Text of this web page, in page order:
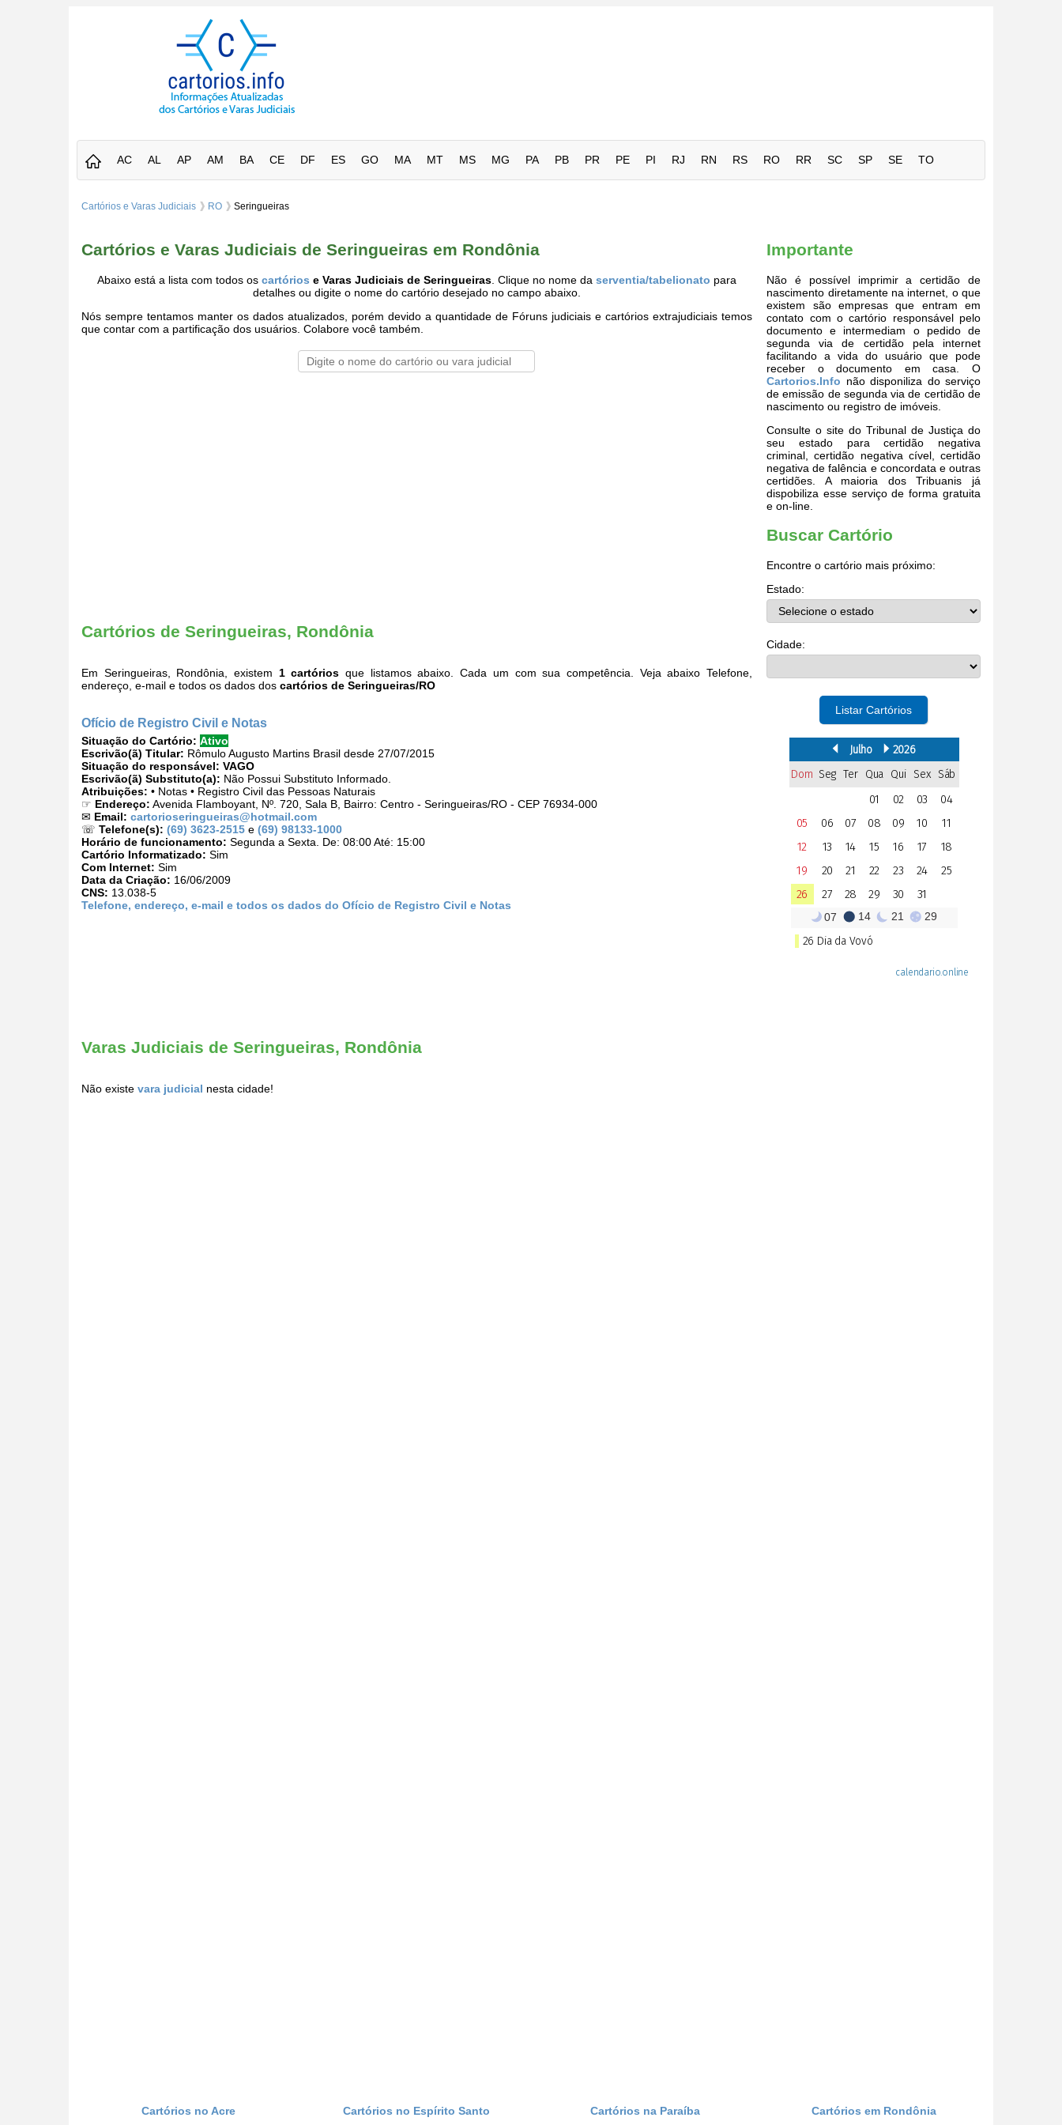
AC AL AP AM BA CE DF ES GO MA MT MS MG PA PB PR PE PI RJ RN RS RO RR SC SP SE TO
Cartórios e Varas Judiciais RO Seringueiras
Cartórios e Varas Judiciais de Seringueiras em Rondônia
Abaixo está a lista com todos os cartórios e Varas Judiciais de Seringueiras. Clique no nome da serventia/tabelionato para
detalhes ou digite o nome do cartório desejado no campo abaixo.
Nós sempre tentamos manter os dados atualizados, porém devido a quantidade de Fóruns judiciais e cartórios extrajudiciais temos
que contar com a partificação dos usuários. Colabore você também.
Cartórios de Seringueiras, Rondônia
Em Seringueiras, Rondônia, existem 1 cartórios que listamos abaixo. Cada um com sua competência. Veja abaixo Telefone,
endereço, e-mail e todos os dados dos cartórios de Seringueiras/RO
Ofício de Registro Civil e Notas
Situação do Cartório: Ativo
Escrivão(ã) Titular: Rômulo Augusto Martins Brasil desde 27/07/2015
Situação do responsável: VAGO
Escrivão(ã) Substituto(a): Não Possui Substituto Informado.
Atribuições: • Notas • Registro Civil das Pessoas Naturais
☞ Endereço: Avenida Flamboyant, Nº. 720, Sala B, Bairro: Centro - Seringueiras/RO - CEP 76934-000
✉ Email: cartorioseringueiras@hotmail.com
☏ Telefone(s): (69) 3623-2515 e (69) 98133-1000
Horário de funcionamento: Segunda a Sexta. De: 08:00 Até: 15:00
Cartório Informatizado: Sim
Com Internet: Sim
Data da Criação: 16/06/2009
CNS: 13.038-5
Telefone, endereço, e-mail e todos os dados do Ofício de Registro Civil e Notas
Varas Judiciais de Seringueiras, Rondônia
Não existe vara judicial nesta cidade!
Importante
Não é possível imprimir a certidão de
nascimento diretamente na internet, o que
existem são empresas que entram em
contato com o cartório responsável pelo
documento e intermediam o pedido de
segunda via de certidão pela internet
facilitando a vida do usuário que pode
receber o documento em casa. O
Cartorios.Info não disponiliza do serviço
de emissão de segunda via de certidão de
nascimento ou registro de imóveis.
Consulte o site do Tribunal de Justiça do
seu estado para certidão negativa
criminal, certidão negativa cível, certidão
negativa de falência e concordata e outras
certidões. A maioria dos Tribuanis já
dispobiliza esse serviço de forma gratuita
e on-line.
Buscar Cartório
Encontre o cartório mais próximo:
Estado:
Cidade:
Listar Cartórios
Cartórios no Acre Cartórios no Espírito Santo Cartórios na Paraíba Cartórios em Rondônia